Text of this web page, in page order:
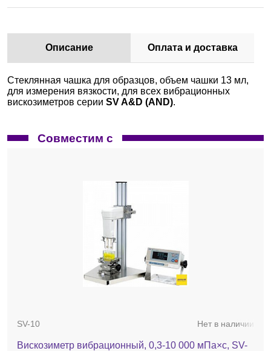
Доставка и оплата
Контакты
Описание Оплата и доставка
Стеклянная чашка для образцов, объем чашки 13 мл,
для измерения вязкости, для всех вибрационных
вискозиметров серии SV A&D (AND).
Совместим с
SV-10 Нет в наличии
Вискозиметр вибрационный, 0,3-10 000 мПа×с, SV-